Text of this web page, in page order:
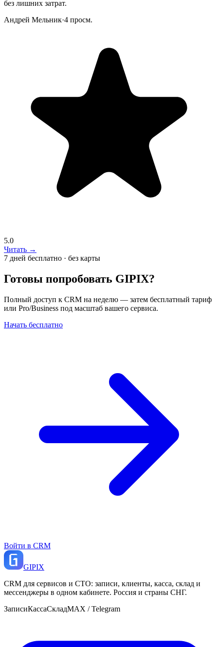
без лишних затрат.
Андрей Мельник·4 просм.
5.0
Читать →
7 дней бесплатно · без карты
Готовы попробовать GIPIX?
Полный доступ к CRM на неделю — затем бесплатный тариф
или Pro/Business под масштаб вашего сервиса.
Начать бесплатно
Войти в CRM
GIPIX
CRM для сервисов и СТО: записи, клиенты, касса, склад и
мессенджеры в одном кабинете. Россия и страны СНГ.
ЗаписиКассаСкладMAX / Telegram